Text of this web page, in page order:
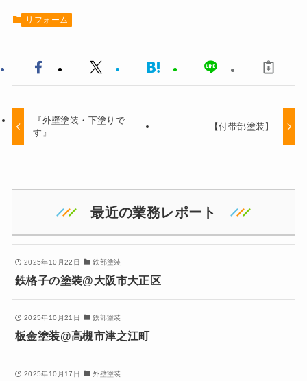
リフォーム
『外壁塗装・下塗りで
す』
【付帯部塗装】
最近の業務レポート
2025年10月22日 鉄部塗装
鉄格子の塗装@大阪市大正区
2025年10月21日 鉄部塗装
板金塗装@高槻市津之江町
2025年10月17日 外壁塗装